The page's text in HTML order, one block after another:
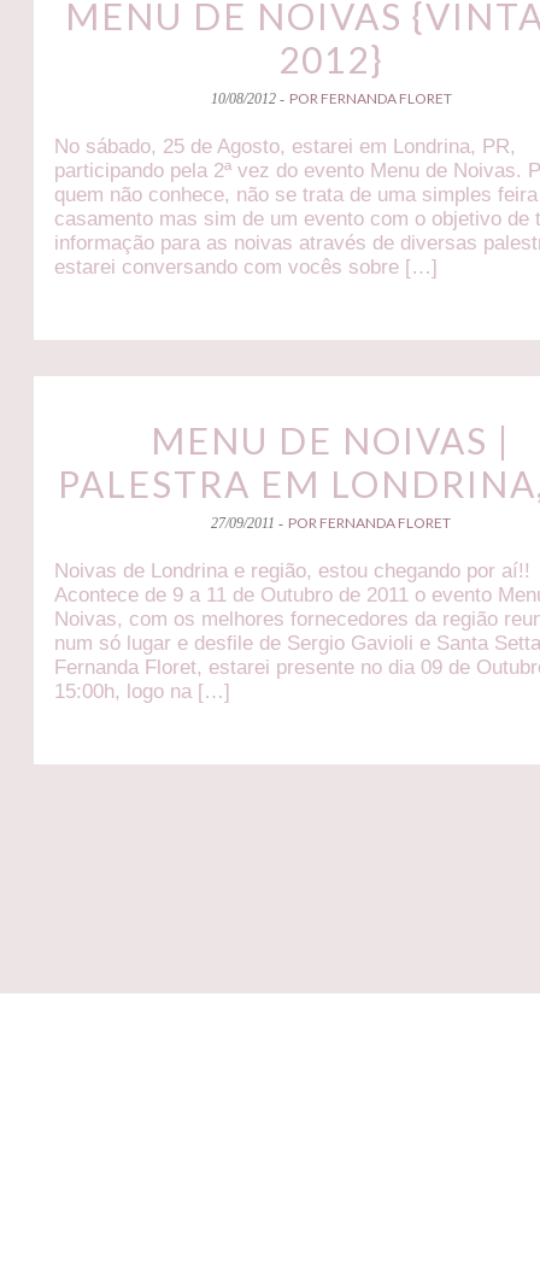
MENU DE NOIVAS
2012}
10/08/2012 - POR FERNANDA FLORET
No sábado, 25 de Agosto, estarei em Londrina, PR,
participando pela 2ª vez do evento Menu de Noivas.
quem não conhece, não se trata de uma simples
casamento mas sim de um evento com o objetivo de
informação para as noivas através de diversas
estarei conversando com vocês sobre […]
MENU DE NOIVAS |
PALESTRA EM
27/09/2011 - POR FERNANDA FLORET
Noivas de Londrina e região, estou chegando por aí!!
Acontece de 9 a 11 de Outubro de 2011 o evento
Noivas, com os melhores fornecedores da região
num só lugar e desfile de Sergio Gavioli e Santa
Fernanda Floret, estarei presente no dia 09 de
15:00h, logo na […]